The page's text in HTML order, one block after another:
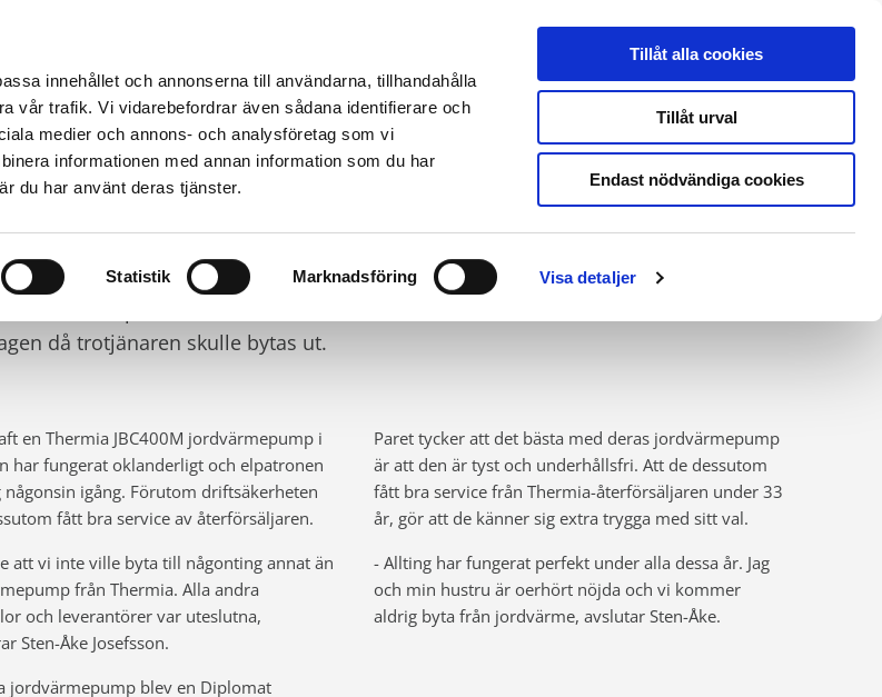
innehållet och annonserna till användarna, tillhandahålla
vår trafik. Vi vidarebefordrar även sådana identifierare och
medier och annons- och analysföretag som vi
informationen med annan information som du har
du har använt deras tjänster.
Statistik Marknadsföring Visa detaljer
Tillåt alla cookies
Tillåt urval
Endast nödvändiga cookies
produkter Kunskap Fastighet Kontakt & support
PARET JOSEFSSON
jordvärme utan krångel
paret Josefsson sin första Thermia-
då trotjänaren skulle bytas ut.
en Thermia JBC400M jordvärmepump i
har fungerat oklanderligt och elpatronen
igång. Förutom driftsäkerheten
fått bra service av återförsäljaren.
att vi inte ville byta till någonting annat än
från Thermia. Alla andra
och leverantörer var uteslutna,
Sten-Åke Josefsson.
jordvärmepump blev en Diplomat
Paret tycker att det bästa med deras jordvärmepump
är att den är tyst och underhållsfri. Att de dessutom
fått bra service från Thermia-återförsäljaren under 33
år, gör att de känner sig extra trygga med sitt val.
- Allting har fungerat perfekt under alla dessa år. Jag
och min hustru är oerhört nöjda och vi kommer
aldrig byta från jordvärme, avslutar Sten-Åke.